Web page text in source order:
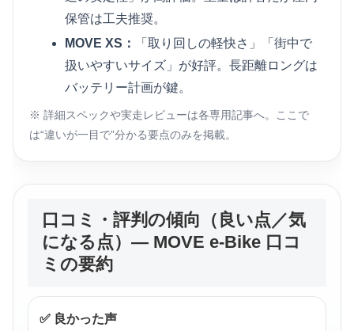
保管は工夫推奨。
MOVE XS：
「取り回しの軽快さ」「街中で
扱いやすいサイズ」が好評。長距離ロングは
バッテリー計画が鍵。
※ 詳細スペックや実走レビューは各専用記事へ。ここで
は“違いが一目で”分かる要点のみを掲載。
口コミ・評判の傾向（良い点／気
になる点）— MOVE e-Bike 口コ
ミ の要約
✅ 良かった声